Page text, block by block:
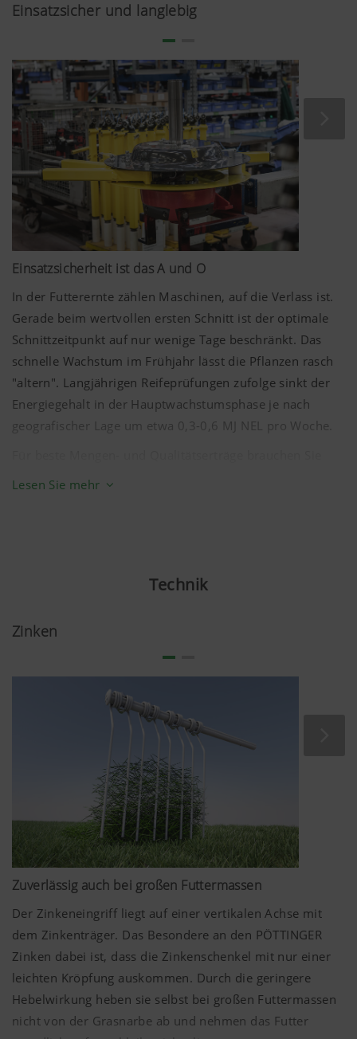
Einsatzsicher und langlebig
Einsatzsicherheit ist das A und O
In der Futterernte zählen Maschinen, auf die Verlass ist.
Gerade beim wertvollen ersten Schnitt ist der optimale
Schnittzeitpunkt auf nur wenige Tage beschränkt. Das
schnelle Wachstum im Frühjahr lässt die Pflanzen rasch
"altern". Langjährigen Reifeprüfungen zufolge sinkt der
Energiegehalt in der Hauptwachstumsphase je nach
geografischer Lage um etwa 0,3-0,6 MJ NEL pro Woche.
also einsatzsichere Erntemaschinen.
Lesen Sie mehr
Technik
Zinken
Zuverlässig auch bei großen Futtermassen
Der Zinkeneingriff liegt auf einer vertikalen Achse mit
dem Zinkenträger. Das Besondere an den PÖTTINGER
Zinken dabei ist, dass die Zinkenschenkel mit nur einer
leichten Kröpfung auskommen. Durch die geringere
Hebelwirkung heben sie selbst bei großen Futtermassen
nicht von der Grasnarbe ab und nehmen das Futter